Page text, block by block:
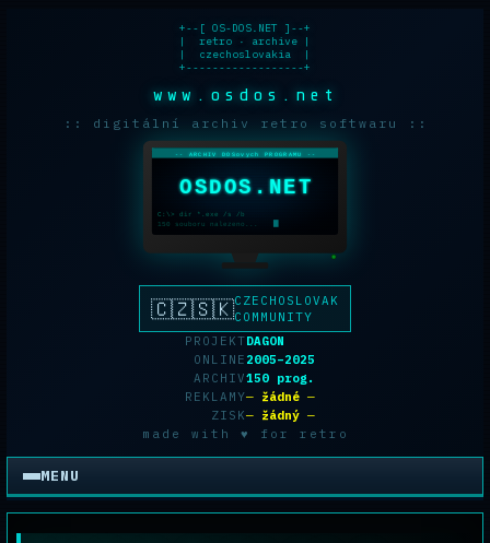
+--[ OS-DOS.NET ]--+
|  retro · archive |
|  czechoslovakia  |
+------------------+
www.osdos.net
:: digitální archiv retro softwaru ::
-- ARCHIV DOSovych PROGRAMU --
OSDOS.NET
C:\> dir *.exe /s /b
150 souboru nalezeno...
🇨🇿🇸🇰CZECHOSLOVAK
COMMUNITY
PROJEKTDAGON
ONLINE 2005–2025
ARCHIV150 prog.
REKLAMY─ žádné ─
ZISK─ žádný ─
made with ♥ for retro
MENU